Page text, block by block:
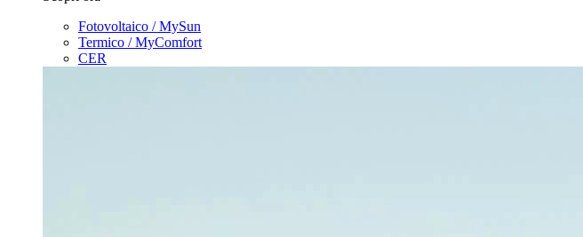
Fotovoltaico / MySun
Termico / MyComfort
CER